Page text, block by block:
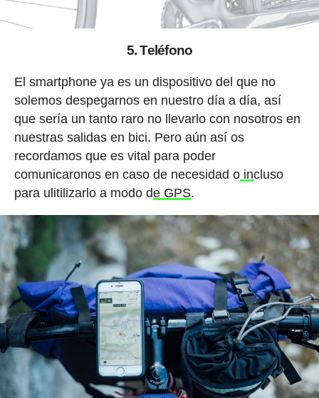
5. Teléfono
El smartphone ya es un dispositivo del que no
solemos despegarnos en nuestro día a día, así
que sería un tanto raro no llevarlo con nosotros en
nuestras salidas en bici. Pero aún así os
recordamos que es vital para poder
comunicaronos en caso de necesidad oincluso
para ulitilizarlo a modo de GPS.